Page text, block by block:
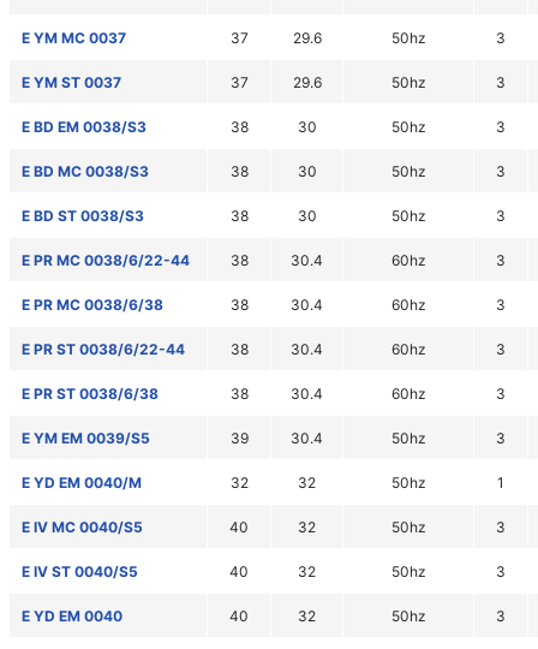
E YM MC 0037 37 29.6 50hz 3
E YM ST 0037 37 29.6 50hz 3
E BD EM 0038/S3 38 30 50hz 3
E BD MC 0038/S3 38 30 50hz 3
E BD ST 0038/S3 38 30 50hz 3
E PR MC 0038/6/22-44 38 30.4 60hz 3
E PR MC 0038/6/38 38 30.4 60hz 3
E PR ST 0038/6/22-44 38 30.4 60hz 3
E PR ST 0038/6/38 38 30.4 60hz 3
E YM EM 0039/S5 39 30.4 50hz 3
E YD EM 0040/M 32 32 50hz 1
E IV MC 0040/S5 40 32 50hz 3
E IV ST 0040/S5 40 32 50hz 3
E YD EM 0040 40 32 50hz 3